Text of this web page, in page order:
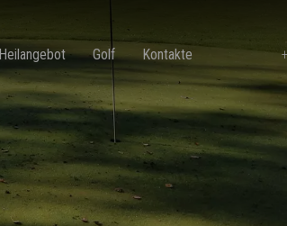
Heilangebot Golf Kontakte